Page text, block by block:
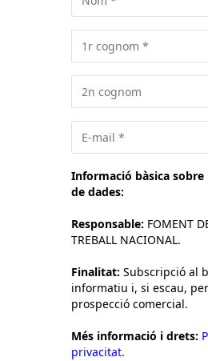
Informació bàsica sobre
de dades:
Responsable: FOMENT
TREBALL NACIONAL.
Finalitat: Subscripció al
informatiu i, si escau,
prospecció comercial.
Més informació i drets:
privacitat.